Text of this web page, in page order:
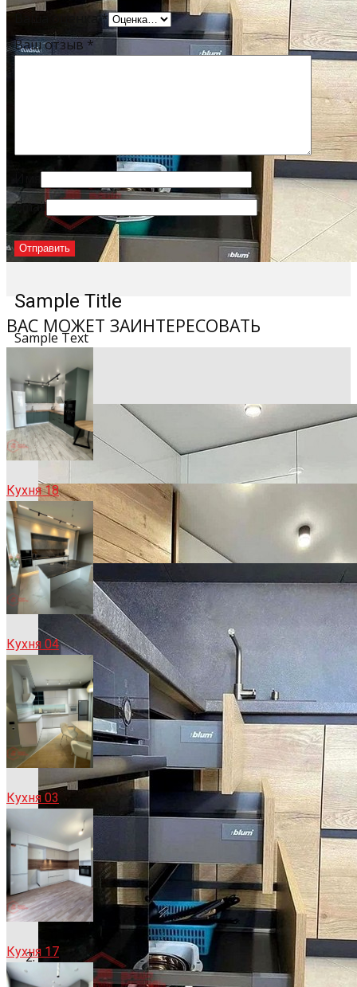
Sample Title
Sample Text
Ваша оценка*
Ваш отзыв *
Email
ВАС МОЖЕТ ЗАИНТЕРЕСОВАТЬ
Кухня 18
Кухня 04
Кухня 03
Кухня 17